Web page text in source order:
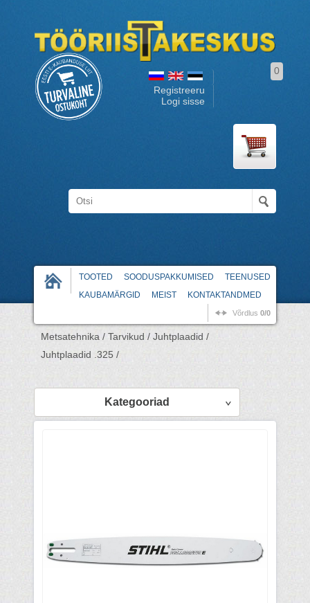
Registreeru
Logi sisse
0
TOOTED SOODUSPAKKUMISED
TEENUSED
KAUBAMÄRGID
MEIST KONTAKTANDMED
Võrdlus 0/0
Metsatehnika / Tarvikud / Juhtplaadid /
Juhtplaadid .325 /
Kategooriad